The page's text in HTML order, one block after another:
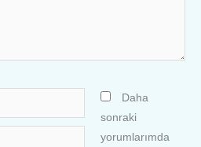
Daha
sonraki
yorumlarımda